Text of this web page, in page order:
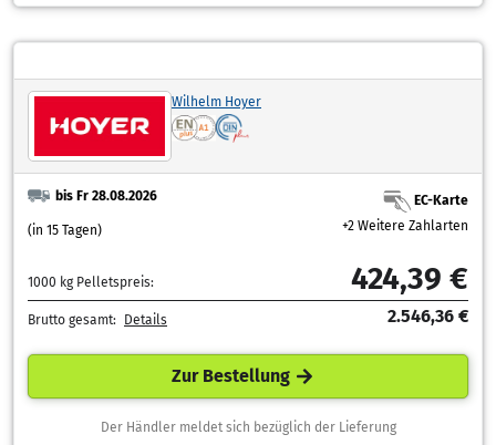
Wilhelm Hoyer
bis Fr 28.08.2026
(in 15 Tagen)
EC-Karte
+2 Weitere Zahlarten
1000 kg Pelletspreis: 424,39 €
Brutto gesamt: Details 2.546,36 €
Zur Bestellung
Der Händler meldet sich bezüglich der Lieferung